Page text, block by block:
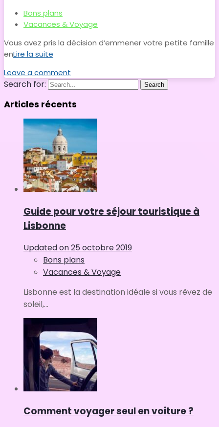
Bons plans
Vacances & Voyage
Vous avez pris la décision d’emmener votre petite famille
enLire la suite
Leave a comment
Search for: Search
Articles récents
Guide pour votre séjour touristique à
Lisbonne
Updated on25 octobre 2019
Bons plans
Vacances & Voyage
Lisbonne est la destination idéale si vous rêvez de
soleil,...
Comment voyager seul en voiture ?